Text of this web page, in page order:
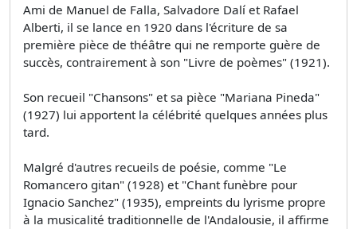
Ami de Manuel de Falla, Salvadore Dalí et Rafael
Alberti, il se lance en 1920 dans l'écriture de sa
première pièce de théâtre qui ne remporte guère de
succès, contrairement à son "Livre de poèmes" (1921).
Son recueil "Chansons" et sa pièce "Mariana Pineda"
(1927) lui apportent la célébrité quelques années plus
tard.
Malgré d'autres recueils de poésie, comme "Le
Romancero gitan" (1928) et "Chant funèbre pour
Ignacio Sanchez" (1935), empreints du lyrisme propre
à la musicalité traditionnelle de l'Andalousie, il affirme